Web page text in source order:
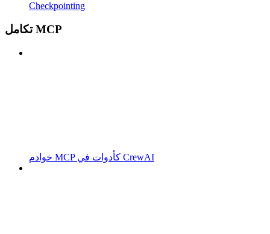
Checkpointing
تكامل MCP
خوادم MCP كأدوات في CrewAI